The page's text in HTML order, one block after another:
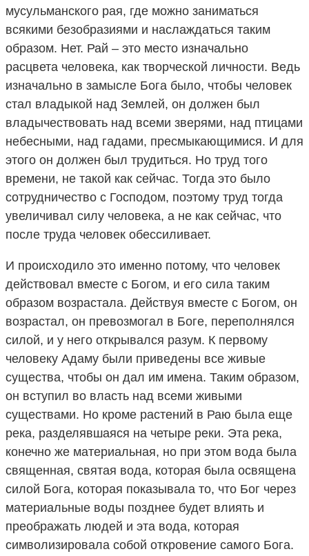
мусульманского рая, где можно заниматься
всякими безобразиями и наслаждаться таким
образом. Нет. Рай – это место изначально
расцвета человека, как творческой личности. Ведь
изначально в замысле Бога было, чтобы человек
стал владыкой над Землей, он должен был
владычествовать над всеми зверями, над птицами
небесными, над гадами, пресмыкающимися. И для
этого он должен был трудиться. Но труд того
времени, не такой как сейчас. Тогда это было
сотрудничество с Господом, поэтому труд тогда
увеличивал силу человека, а не как сейчас, что
после труда человек обессиливает.
И происходило это именно потому, что человек
действовал вместе с Богом, и его сила таким
образом возрастала. Действуя вместе с Богом, он
возрастал, он превозмогал в Боге, переполнялся
силой, и у него открывался разум. К первому
человеку Адаму были приведены все живые
существа, чтобы он дал им имена. Таким образом,
он вступил во власть над всеми живыми
существами. Но кроме растений в Раю была еще
река, разделявшаяся на четыре реки. Эта река,
конечно же материальная, но при этом вода была
священная, святая вода, которая была освящена
силой Бога, которая показывала то, что Бог через
материальные воды позднее будет влиять и
преображать людей и эта вода, которая
символизировала собой откровение самого Бога.